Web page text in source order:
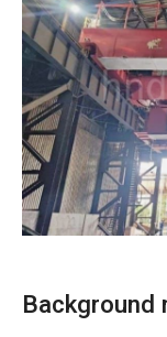
Background
Dansk
Norsk
O‘zbekcha